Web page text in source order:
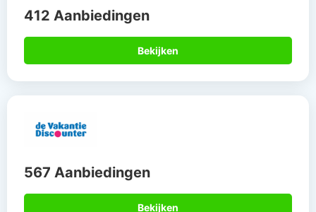
412 Aanbiedingen
Bekijken
567 Aanbiedingen
Bekijken